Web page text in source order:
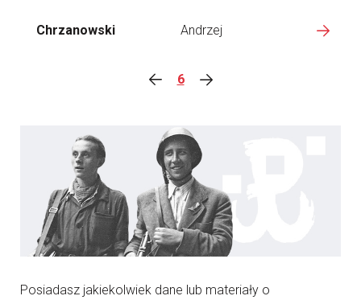
Chrzanowski Andrzej
6
Posiadasz jakiekolwiek dane lub materiały o